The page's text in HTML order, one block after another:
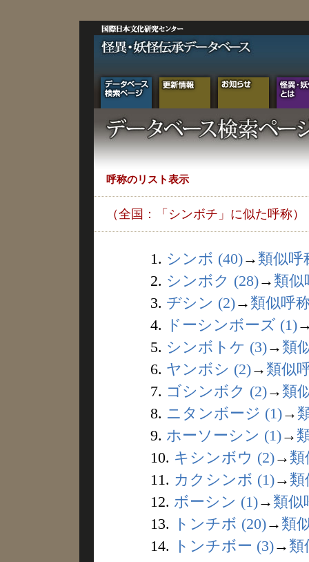
呼称のリスト表示
（全国：「シンボチ」に似た呼称）
1. シンボ (40)→ 類似呼
2. シンボク (28)→ 類似
3. ヂシン (2)→ 類似呼
4.
ドーシンボーズ (1)
5. シンボトケ (3)→ 類
6. ヤンボシ (2)→ 類似
7. ゴシンボク (2)→ 類
8. ニタンボージ (1)→
9. ホーソーシン (1)→
10. キシンボウ (2)→ 類
11. カクシンボ (1)→ 類
12. ボーシン (1)→ 類似
13.
トンチボ (20)→ 類
14.
トンチボー (3)→ 類